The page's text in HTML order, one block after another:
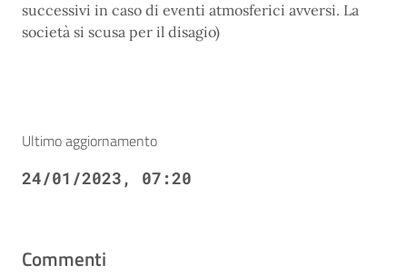
successivi in caso di eventi atmosferici avversi. La
società si scusa per il disagio)
Ultimo aggiornamento
24/01/2023, 07:20
Commenti